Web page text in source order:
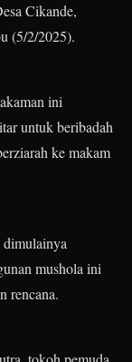
Cikande,
(5/2/2025).
ini
untuk beribadah
ke makam
dimulainya
mushola ini
rencana.